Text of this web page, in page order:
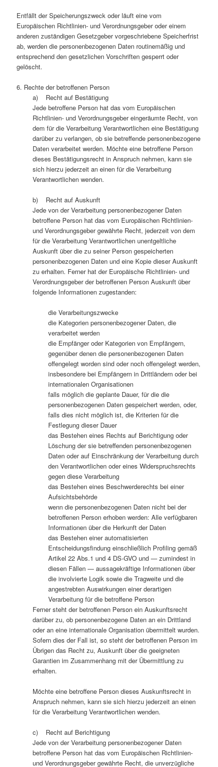
Entfällt der Speicherungszweck oder läuft eine vom
Europäischen Richtlinien- und Verordnungsgeber oder einem
anderen zuständigen Gesetzgeber vorgeschriebene Speicherfrist
ab, werden die personenbezogenen Daten routinemäßig und
entsprechend den gesetzlichen Vorschriften gesperrt oder
gelöscht.
6. Rechte der betroffenen Person
a) Recht auf Bestätigung
Jede betroffene Person hat das vom Europäischen
Richtlinien- und Verordnungsgeber eingeräumte Recht, von
dem für die Verarbeitung Verantwortlichen eine Bestätigung
darüber zu verlangen, ob sie betreffende personenbezogene
Daten verarbeitet werden. Möchte eine betroffene Person
dieses Bestätigungsrecht in Anspruch nehmen, kann sie
sich hierzu jederzeit an einen für die Verarbeitung
Verantwortlichen wenden.
b) Recht auf Auskunft
Jede von der Verarbeitung personenbezogener Daten
betroffene Person hat das vom Europäischen Richtlinien-
und Verordnungsgeber gewährte Recht, jederzeit von dem
für die Verarbeitung Verantwortlichen unentgeltliche
Auskunft über die zu seiner Person gespeicherten
personenbezogenen Daten und eine Kopie dieser Auskunft
zu erhalten. Ferner hat der Europäische Richtlinien- und
Verordnungsgeber der betroffenen Person Auskunft über
folgende Informationen zugestanden:
die Verarbeitungszwecke
die Kategorien personenbezogener Daten, die
verarbeitet werden
die Empfänger oder Kategorien von Empfängern,
gegenüber denen die personenbezogenen Daten
offengelegt worden sind oder noch offengelegt werden,
insbesondere bei Empfängern in Drittländern oder bei
internationalen Organisationen
falls möglich die geplante Dauer, für die die
personenbezogenen Daten gespeichert werden, oder,
falls dies nicht möglich ist, die Kriterien für die
Festlegung dieser Dauer
das Bestehen eines Rechts auf Berichtigung oder
Löschung der sie betreffenden personenbezogenen
Daten oder auf Einschränkung der Verarbeitung durch
den Verantwortlichen oder eines Widerspruchsrechts
gegen diese Verarbeitung
das Bestehen eines Beschwerderechts bei einer
Aufsichtsbehörde
wenn die personenbezogenen Daten nicht bei der
betroffenen Person erhoben werden: Alle verfügbaren
Informationen über die Herkunft der Daten
das Bestehen einer automatisierten
Entscheidungsfindung einschließlich Profiling gemäß
Artikel 22 Abs.1 und 4 DS-GVO und — zumindest in
diesen Fällen — aussagekräftige Informationen über
die involvierte Logik sowie die Tragweite und die
angestrebten Auswirkungen einer derartigen
Verarbeitung für die betroffene Person
Ferner steht der betroffenen Person ein Auskunftsrecht
darüber zu, ob personenbezogene Daten an ein Drittland
oder an eine internationale Organisation übermittelt wurden.
Sofern dies der Fall ist, so steht der betroffenen Person im
Übrigen das Recht zu, Auskunft über die geeigneten
Garantien im Zusammenhang mit der Übermittlung zu
erhalten.
Möchte eine betroffene Person dieses Auskunftsrecht in
Anspruch nehmen, kann sie sich hierzu jederzeit an einen
für die Verarbeitung Verantwortlichen wenden.
c) Recht auf Berichtigung
Jede von der Verarbeitung personenbezogener Daten
betroffene Person hat das vom Europäischen Richtlinien-
und Verordnungsgeber gewährte Recht, die unverzügliche